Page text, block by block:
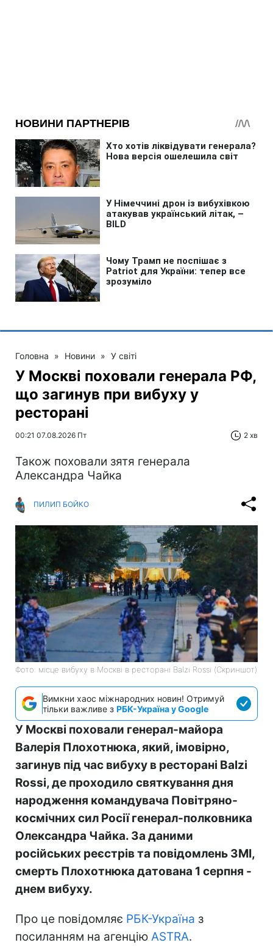
Головна » Новини » У світі
У Москві поховали генерала РФ,
що загинув при вибуху у
ресторані
00:21 07.08.2026 Пт 2 хв
Також поховали зятя генерала
Александра Чайка
ПИЛИП БОЙКО
Фото: місце вибуху в Москві в ресторані Balzi Rossi (Скриншот)
Вимкни хаос міжнародних новин! Отримуй
тільки важливе з РБК-Україна у Google
У Москві поховали генерал-майора
Валерія Плохотнюка, який, імовірно,
загинув під час вибуху в ресторані Balzi
Rossi, де проходило святкування дня
народження командувача Повітряно-
космічних сил Росії генерал-полковника
Олександра Чайка. За даними
російських реєстрів та повідомлень ЗМІ,
смерть Плохотнюка датована 1 серпня -
днем вибуху.
Про це повідомляє РБК-Україна з
посиланням на агенцію ASTRA.